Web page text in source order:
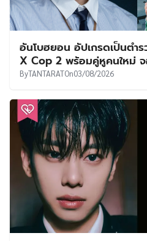
อันโบฮยอน อัปเกรดเป็นตำ
X Cop 2 พร้อมคู่หูคนใหม่
ByTANTARATOn03/08/2026